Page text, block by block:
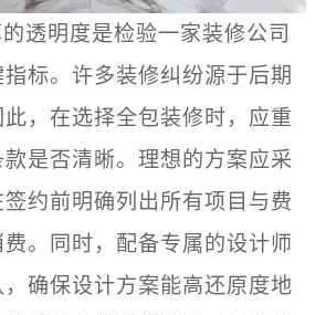
透明度是检验一家装修公司
标。许多装修纠纷源于后期
，在选择全包装修时，应重
是否清晰。理想的方案应采
约前明确列出所有项目与费
。同时，配备专属的设计师
确保设计方案能高还原度地